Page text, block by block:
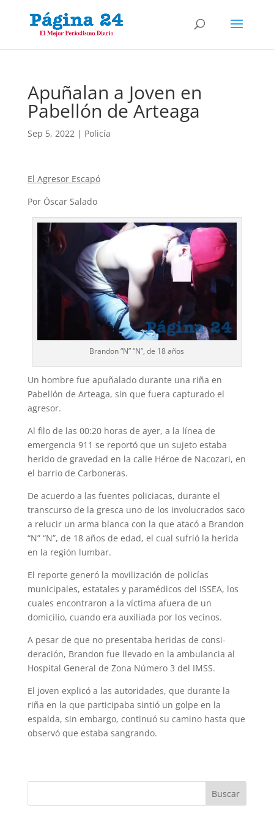
Apuñalan a Joven en
Pabellón de Arteaga
Sep 5, 2022| Policía
El Agresor Escapó
Por Óscar Salado
Brandon “N” “N”, de 18 años
Un hombre fue apuñalado durante una riña en
Pabellón de Arteaga, sin que fuera captu­rado el
agresor.
Al filo de las 00:20 horas de ayer, a la línea de
emergencia 911 se reportó que un sujeto estaba
herido de gravedad en la calle Héroe de Nacozari, en
el barrio de Carboneras.
De acuerdo a las fuentes policiacas, durante el
transcurso de la gresca uno de los involucra­dos saco
a relucir un arma blanca con la que atacó a Brandon
“N” “N”, de 18 años de edad, el cual sufrió la herida
en la región lumbar.
El reporte generó la movilización de poli­cías
municipales, estatales y paramédicos del ISSEA, los
cuales encontraron a la víctima afuera de un
domicilio, cuando era auxiliada por los vecinos.
A pesar de que no presentaba heridas de consi­
deración, Brandon fue llevado en la ambulancia al
Hospital General de Zona Número 3 del IMSS.
El joven explicó a las autoridades, que duran­te la
riña en la que participaba sintió un golpe en la
espalda, sin embargo, continuó su camino hasta que
observó que estaba sangrando.
Buscar